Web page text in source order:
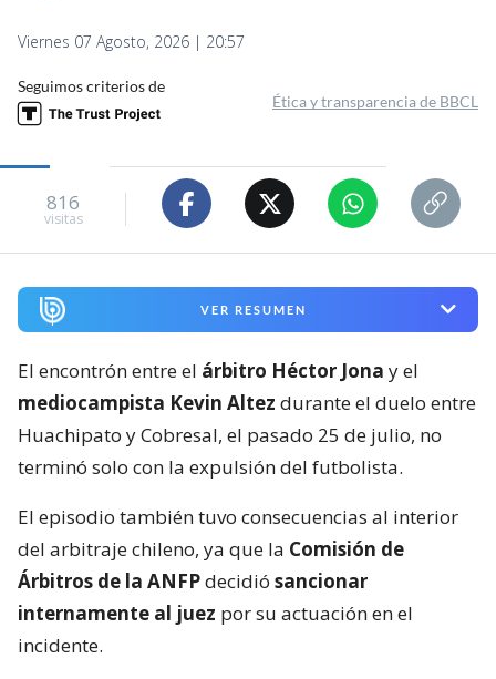
Viernes 07 Agosto, 2026 | 20:57
Seguimos criterios de
Ética y transparencia de BBCL
816
visitas
VER RESUMEN
El encontrón entre el árbitro Héctor Jona y el
mediocampista Kevin Altez durante el duelo entre
Huachipato y Cobresal, el pasado 25 de julio, no
terminó solo con la expulsión del futbolista.
El episodio también tuvo consecuencias al interior
del arbitraje chileno, ya que la Comisión de
Árbitros de la ANFPdecidió sancionar
internamente al juez por su actuación en el
incidente.